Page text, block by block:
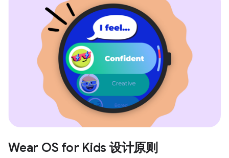
Wear OS for Kids 设计原则